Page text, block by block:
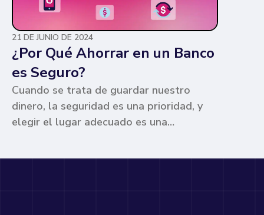
21 DE JUNIO DE 2024
¿Por Qué Ahorrar en un Banco
es Seguro?
Cuando se trata de guardar nuestro
dinero, la seguridad es una prioridad, y
elegir el lugar adecuado es una